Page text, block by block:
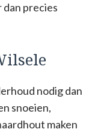
dan precies
nodig dan
snoeien,
maken